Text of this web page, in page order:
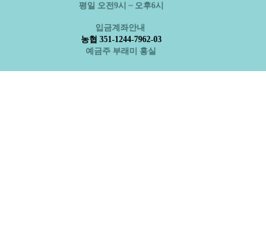
평일 오전9시 ~ 오후6시
입금계좌안내
농협 351-1244-7962-03
예금주 부래미 홍실